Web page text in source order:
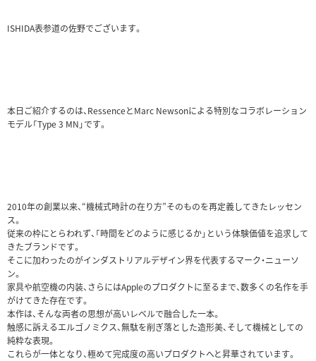
ISHIDA表参道の佐野でございます。
本日ご紹介するのは、RessenceとMarc Newsonによる特別なコラボレーション
モデル「Type 3 MN」です。
2010年の創業以来、“機械式時計の在り方”そのものを再定義してきたレッセン
ス。
従来の枠にとらわれず、「時間をどのように感じるか」という体験価値を追求して
きたブランドです。
そこに加わったのがインダストリアルデザイン界を代表するマーク・ニューソ
ン。
家具や航空機の内装、さらにはAppleのプロダクトに至るまで、数多くの名作を手
がけてきた存在です。
本作は、そんな両者の思想が高いレベルで融合した一本。
触感に訴えるエルゴノミクス、無駄を削ぎ落とした造形美、そして機械としての
純粋な表現。
これらが一体となり、極めて完成度の高いプロダクトへと昇華されています。